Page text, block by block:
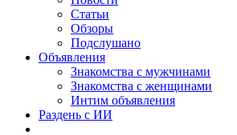
Статьи
Обзоры
Подслушано
Объявления
Знакомства с мужчинами
Знакомства с женщинами
Интим объявления
Раздень с ИИ